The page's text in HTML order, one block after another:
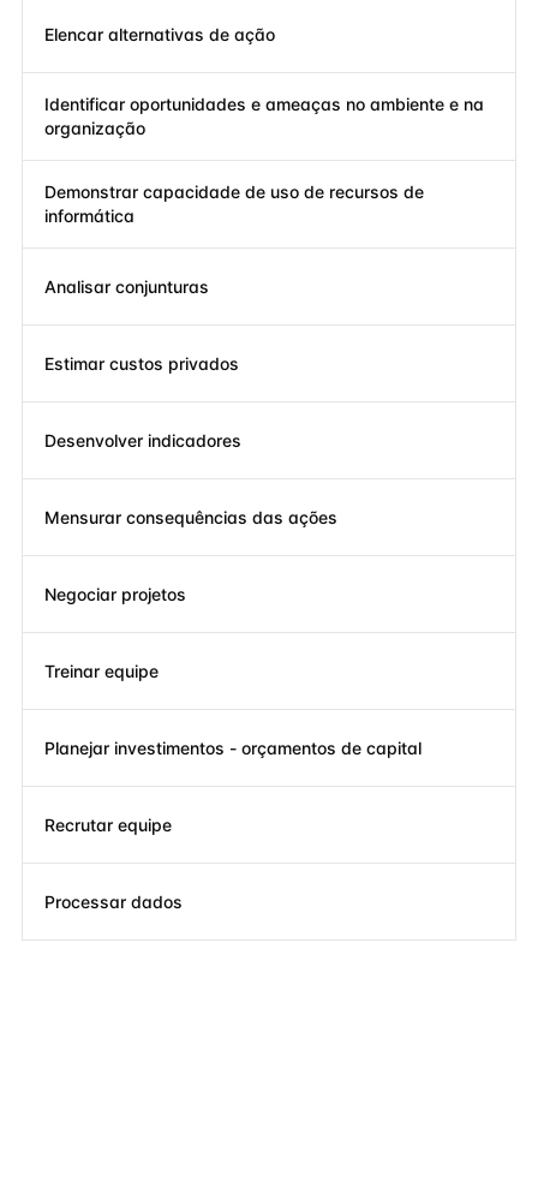
Elencar alternativas de ação
Identificar oportunidades e ameaças no ambiente e na
organização
Demonstrar capacidade de uso de recursos de
informática
Analisar conjunturas
Estimar custos privados
Desenvolver indicadores
Mensurar consequências das ações
Negociar projetos
Treinar equipe
Planejar investimentos - orçamentos de capital
Recrutar equipe
Processar dados